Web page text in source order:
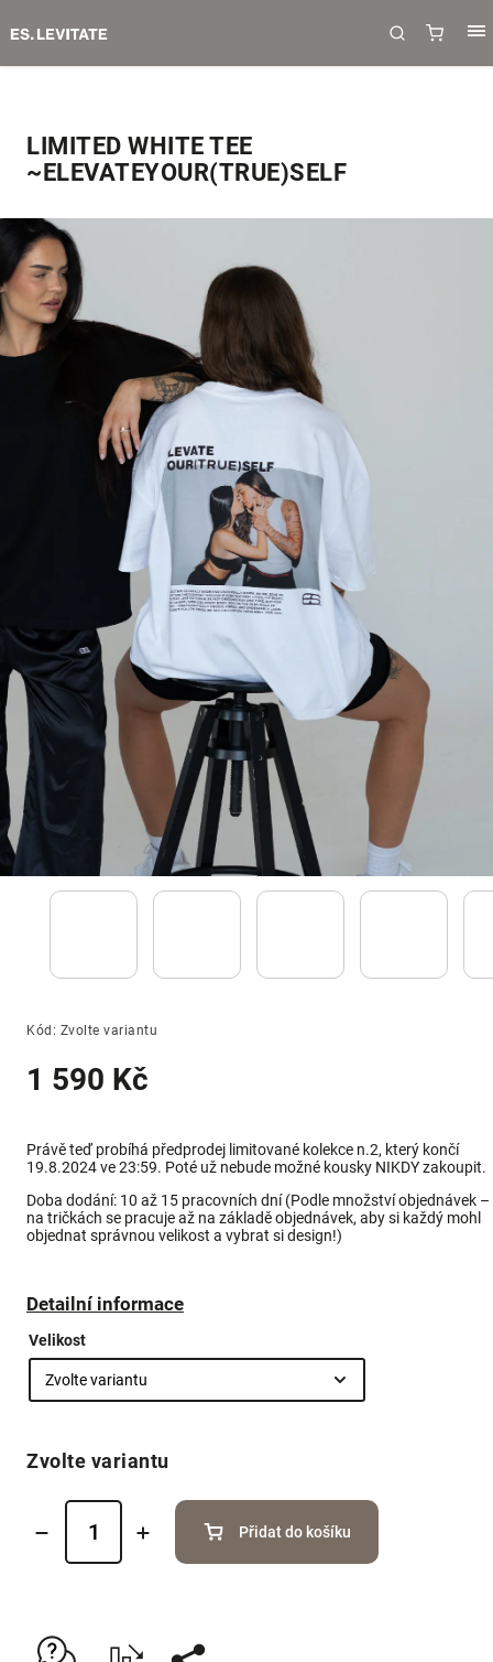
LIMITED WHITE TEE
~ELEVATEYOUR(TRUE)SELF
Kód: Zvolte variantu
1 590 Kč
Právě teď probíhá předprodej limitované kolekce n.2, který končí
19.8.2024 ve 23:59. Poté už nebude možné kousky NIKDY zakoupit.
Doba dodání: 10 až 15 pracovních dní (Podle množství objednávek –
na tričkách se pracuje až na základě objednávek, aby si každý mohl
objednat správnou velikost a vybrat si design!)
Detailní informace
Velikost
Zvolte variantu
Přidat do košíku